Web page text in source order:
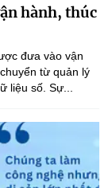
hành, thúc
đưa vào vận
từ quản lý
liệu số. Sự...